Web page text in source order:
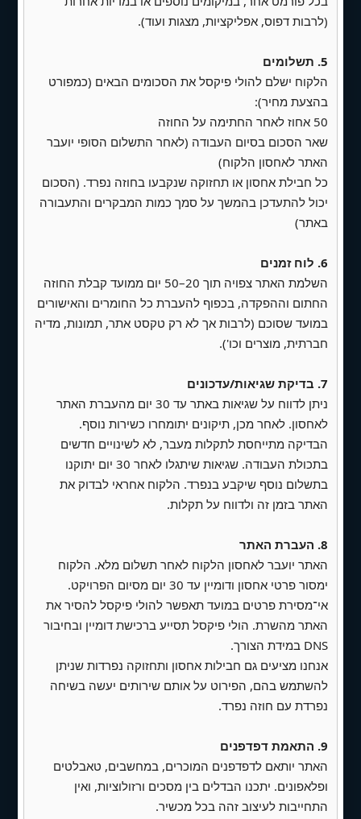
2. שירותים נוספים
✅ התאמה רספונסיביות לכל מכשיר (בדיקות
מהירות ו‑SEO טכני ראשוני).
✅ תוסף ליצירת טפסים חכמים באתר
✅ חיבור לסליקה
✅ התקנת תוסף נגישות + עוגיות
✅ דף תנאי שימוש/פרטיות + נגישות
✅ תוסף SEO פרימיום
✅ תוסף רשימת תפוצה (שליחת מיילים בתשלום
נפרד)
✅ רכישת דומיין לשנה הראשונה + תעודת SSL
(כלול במחיר)
✅ אחסון חינם לחודש הראשון
✅ הדרכה מלאה לניהול האתר
מחיר חד פעמי:6,500 ש״ח
עלויות נוספות:
המחיר כולל חבילת אחסון חינם לחודש הראשון
(לאחר מכן יעבור האתר לאחסון לבחירת הלקוח)
עמלות סליקה (תלויות בספק שנבחר —
אחוזים/עמלות חודשיות נפרדות).
לוח זמנים משוער -
(לרבות דפוס, אפליקציות, מצגות ועוד).
5. תשלומים
הלקוח ישלם להולי פיקסל את הסכומים הבאים (כמפורט
בהצעת מחיר):
50 אחוז לאחר החתימה על החוזה
שאר הסכום בסיום העבודה (לאחר התשלום הסופי יועבר
האתר לאחסון הלקוח)
כל חבילת אחסון או תחזוקה שנקבעו בחוזה נפרד. (הסכום
יכול להתעדכן בהמשך על סמך כמות המבקרים והתעבורה
באתר)
6. לוח זמנים
השלמת האתר צפויה תוך 20–50 יום ממועד קבלת החוזה
החתום וההפקדה, בכפוף להעברת כל החומרים והאישורים
במועד שסוכם (לרבות אך לא רק טקסט אתר, תמונות, מדיה
חברתית, מוצרים וכו').
7. בדיקת שגיאות/עדכונים
ניתן לדווח על שגיאות באתר עד 30 יום מהעברת האתר
לאחסון. לאחר מכן, תיקונים יתומחרו כשירות נוסף.
הבדיקה מתייחסת לתקלות מעבר, לא לשינויים חדשים
בתכולת העבודה. שגיאות שיתגלו לאחר 30 יום יתוקנו
בתשלום נוסף שיקבע בנפרד. הלקוח אחראי לבדוק את
האתר בזמן זה ולדווח על תקלות.
8. העברת האתר
האתר יועבר לאחסון הלקוח לאחר תשלום מלא. הלקוח
ימסור פרטי אחסון ודומיין עד 30 יום מסיום הפרויקט.
אי־מסירת פרטים במועד תאפשר להולי פיקסל להסיר את
האתר מהשרת. הולי פיקסל תסייע ברכישת דומיין ובחיבור
DNS במידת הצורך.
אנחנו מציעים גם חבילות אחסון ותחזוקה נפרדות שניתן
להשתמש בהם, הפירוט על אותם שירותים יעשה בשיחה
נפרדת עם חוזה נפרד.
9. התאמת דפדפנים
האתר יותאם לדפדפנים המוכרים, במחשבים, טאבלטים
ופלאפונים. יתכנו הבדלים בין מסכים ורזולוציות, ואין
התחייבות לעיצוב זהה בכל מכשיר.